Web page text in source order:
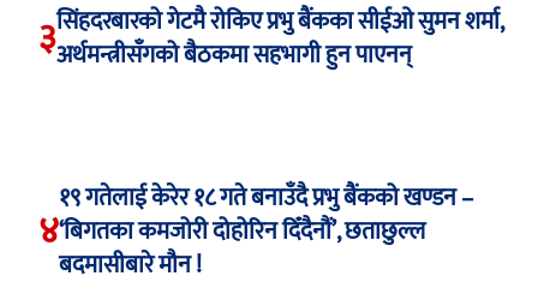
३सिंहदरबारको गेटमै रोकिए प्रभु बैंकका सीईओ सुमन शर्मा,
अर्थमन्त्रीसँगको बैठकमा सहभागी हुन पाएनन्
४
१९ गतेलाई केरेर १८ गते बनाउँदै प्रभु बैंकको खण्डन –
‘बिगतका कमजोरी दोहोरिन दिँदैनौं’, छताछुल्ल
बदमासीबारे मौन !